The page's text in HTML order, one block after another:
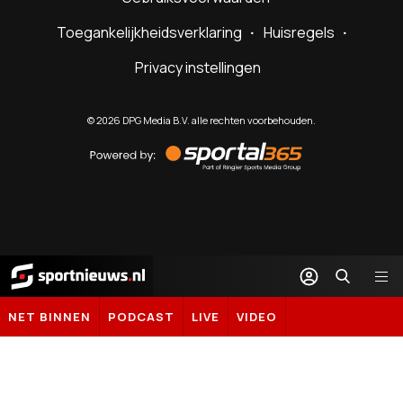
Toegankelijkheidsverklaring
Huisregels
Privacy instellingen
©2026 DPG Media B.V. alle rechten voorbehouden.
by
Sportal365
Sportnieuws.nl
NET BINNEN PODCAST LIVE VIDEO